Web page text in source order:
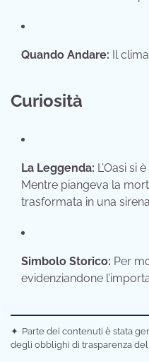
Quando Andare: Il
Curiosità
La Leggenda: L’Oasi
Mentre piangeva la
trasformata in una
Simbolo Storico: Per
evidenziandone
✦ Parte dei contenuti è stata
degli obblighi di trasparenza